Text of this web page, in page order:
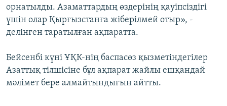
Басқа тілдерде
орнатылды. Азаматтардың өздерінің қауіпсіздігі
үшін олар Қырғызстанға жіберілмей отыр», -
делінген таратылған ақпаратта.
Бейсенбі күні ҰҚК-нің баспасөз қызметіндегілер
Азаттық тілшісіне бұл ақпарат жайлы ешқандай
мәлімет бере алмайтындығын айтты.